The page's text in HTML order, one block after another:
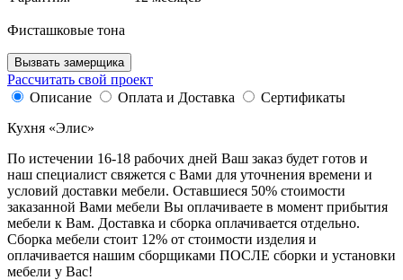
Фисташковые тона
Вызвать замерщика
Рассчитать свой проект
Описание
Оплата и Доставка
Сертификаты
Кухня «Элис»
По истечении 16-18 рабочих дней Ваш заказ будет готов и
наш специалист свяжется с Вами для уточнения времени и
условий доставки мебели. Оставшиеся 50% стоимости
заказанной Вами мебели Вы оплачиваете в момент прибытия
мебели к Вам. Доставка и сборка оплачивается отдельно.
Сборка мебели стоит 12% от стоимости изделия и
оплачивается нашим сборщиками ПОСЛЕ сборки и установки
мебели у Вас!